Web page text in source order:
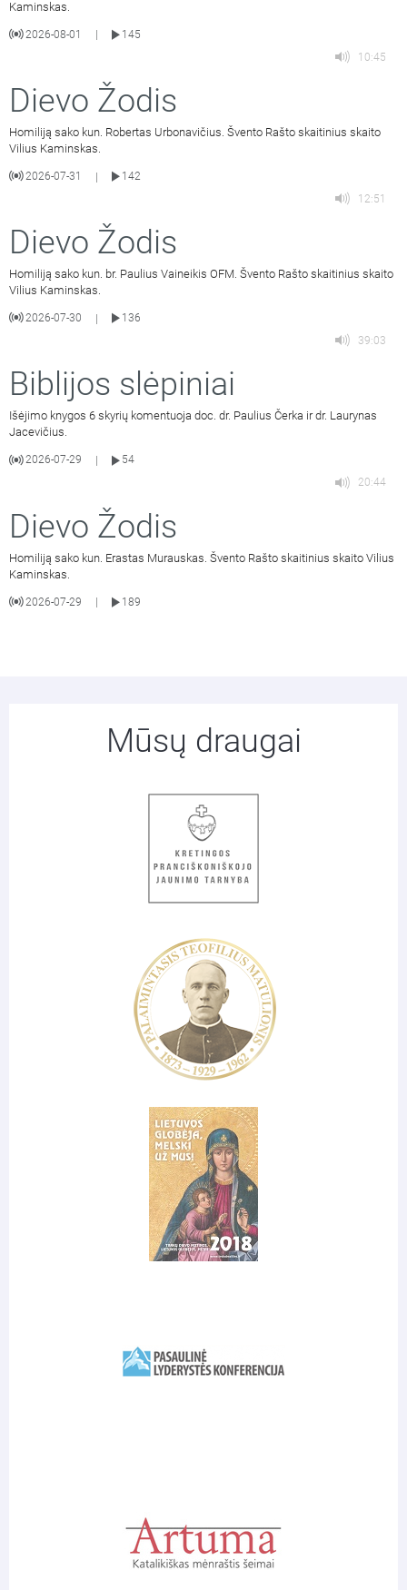
Kaminskas.
2026-08-01
145
10:45
Dievo Žodis
Homiliją sako kun. Robertas Urbonavičius. Švento Rašto skaitinius skaito
Vilius Kaminskas.
2026-07-31 |
142
12:51
Dievo Žodis
Homiliją sako kun. br. Paulius Vaineikis OFM. Švento Rašto skaitinius skaito
Vilius Kaminskas.
2026-07-30 |
136
39:03
Biblijos slėpiniai
Išėjimo knygos 6 skyrių komentuoja doc. dr. Paulius Čerka ir dr. Laurynas
Jacevičius.
2026-07-29
54
20:44
Dievo Žodis
Homiliją sako kun. Erastas Murauskas. Švento Rašto skaitinius skaito Vilius
Kaminskas.
2026-07-29 189
Mūsų draugai